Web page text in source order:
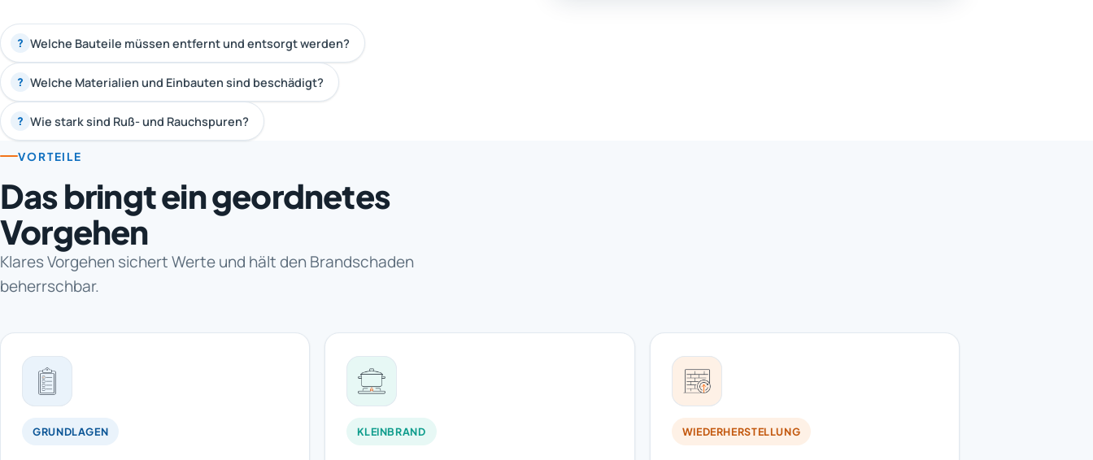
? Welche Bauteile müssen entfernt und entsorgt werden?
? Welche Materialien und Einbauten sind beschädigt?
? Wie stark sind Ruß- und Rauchspuren?
VORTEILE
Das bringt ein geordnetes
Vorgehen
Klares Vorgehen sichert Werte und hält den Brandschaden
beherrschbar.
GRUNDLAGEN KLEINBRAND WIEDERHERSTELLUNG